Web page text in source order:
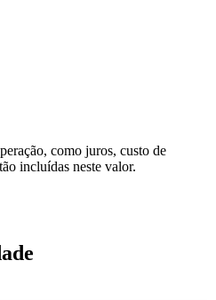
como juros, custo de
incluídas neste valor.